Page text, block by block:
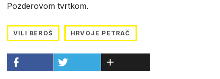
Pozderovom tvrtkom.
VILI BEROŠ HRVOJE PETRAČ